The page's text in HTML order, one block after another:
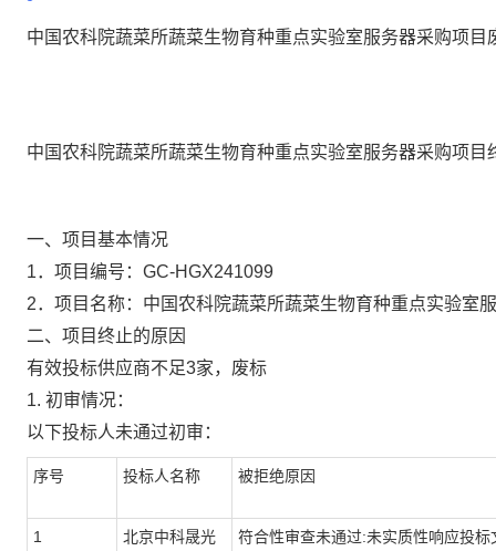
中国农科院蔬菜所蔬菜生物育种重点实验室服务器采购项目
中国农科院蔬菜所蔬菜生物育种重点实验室服务器采购项目
一、项目基本情况
1．项目编号： GC-HGX241099
2．项目名称： 中国农科院蔬菜所蔬菜生物育种重点实验室
二、项目终止的原因
有效投标供应商不足3家，废标
1. 初审情况：
以下投标人未通过初审：
序号 投标人名称 被拒绝原因
1
北京中科晟光
符合性审查未通过:未实质性响应投